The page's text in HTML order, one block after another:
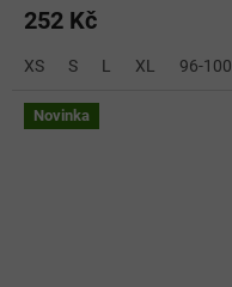
252 Kč
XS S L XL 96-100
Novinka